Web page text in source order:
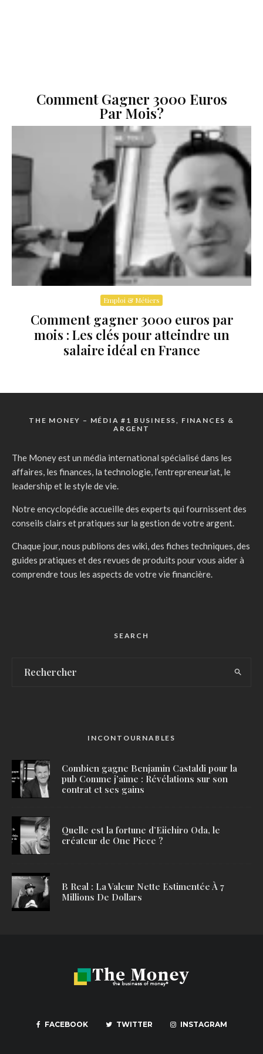
Comment Gagner 3000 Euros
Par Mois?
Emploi & Métiers
Comment gagner 3000 euros par
mois : Les clés pour atteindre un
salaire idéal en France
THE MONEY – MÉDIA #1 BUSINESS, FINANCES &
ARGENT
The Money est un média international spécialisé dans les
affaires, les finances, la technologie, l’entrepreneuriat, le
leadership et le style de vie.
Notre encyclopédie accueille des experts qui fournissent des
conseils clairs et pratiques sur la gestion de votre argent.
Chaque jour, nous publions des wiki, des fiches techniques, des
guides pratiques et des revues de produits pour vous aider à
comprendre tous les aspects de votre vie financière.
SEARCH
INCONTOURNABLES
Combien gagne Benjamin Castaldi pour la
pub Comme j’aime : Révélations sur son
contrat et ses gains
Quelle est la fortune d’Eiichiro Oda, le
créateur de One Piece ?
B Real : La Valeur Nette Estimentée À 7
Millions De Dollars
FACEBOOK TWITTER INSTAGRAM